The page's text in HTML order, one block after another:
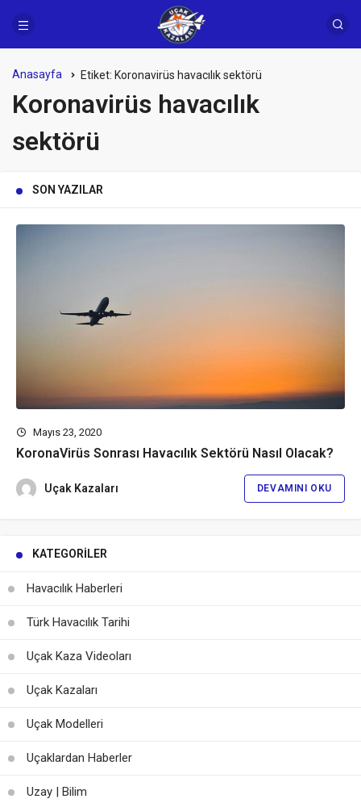
Anasayfa Etiket: Koronavirüs havacılık sektörü
Koronavirüs havacılık
sektörü
SON YAZILAR
Mayıs 23, 2020
KoronaVirüs Sonrası Havacılık Sektörü Nasıl Olacak?
Uçak Kazaları DEVAMINI OKU
KATEGORILER
Havacılık Haberleri
Türk Havacılık Tarihi
Uçak Kaza Videoları
Uçak Kazaları
Uçak Modelleri
Uçaklardan Haberler
Uzay | Bilim